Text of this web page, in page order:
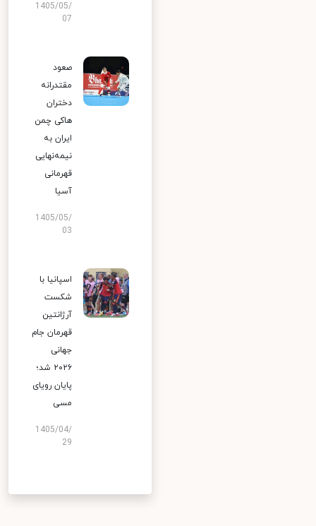
1405/05/
07
صعود
مقتدرانه
دختران
هاکی چمن
ایران به
نیمه‌نهایی
قهرمانی
آسیا
1405/05/
03
اسپانیا با
شکست
آرژانتین
قهرمان جام
جهانی
۲۰۲۶ شد؛
پایان رویای
مسی
1405/04/
29